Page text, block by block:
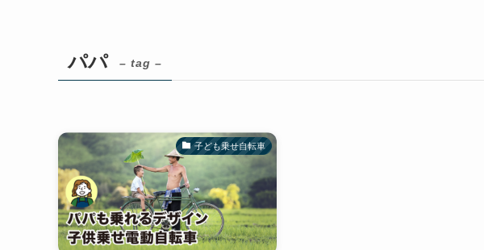
パパ – tag –
子ども乗せ自転車